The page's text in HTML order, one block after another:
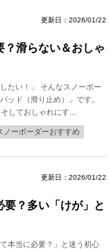
更新日：2026/01/22
？滑らない＆おしゃ
たい！」 そんなスノーボー
ッド（滑り止め）」です。
しておしゃれにす...
ノーボーダーおすすめ
更新日：2026/01/22
要？多い「けが」と
本当に必要？」と迷う初心